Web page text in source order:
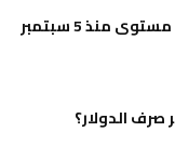
أسعار النفط تصعد إلى أعلى مستوى منذ 5 سبتمبر
الدولار؟